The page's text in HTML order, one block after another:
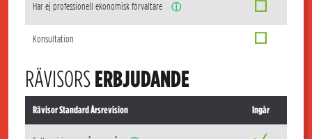
Har ej professionell ekonomisk förvaltare ⓘ
Konsultation
RÄVISORSERBJUDANDE
Rävisor Standard Årsrevision Ingår